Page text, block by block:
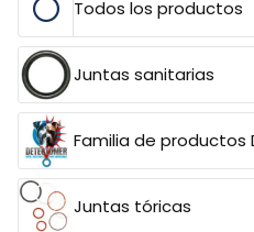
Todos los productos
Juntas sanitarias
Familia de
Juntas tóricas